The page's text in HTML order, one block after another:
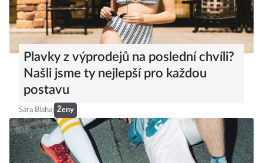
Plavky z výprodejů na poslední chvíli?
Našli jsme ty nejlepší pro každou
postavu
Sára Blahaj Ženy